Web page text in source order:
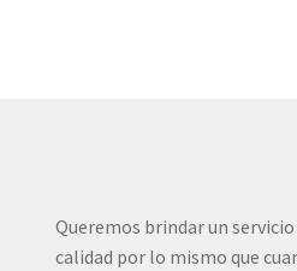
Queremos brindar un servicio
calidad por lo mismo que